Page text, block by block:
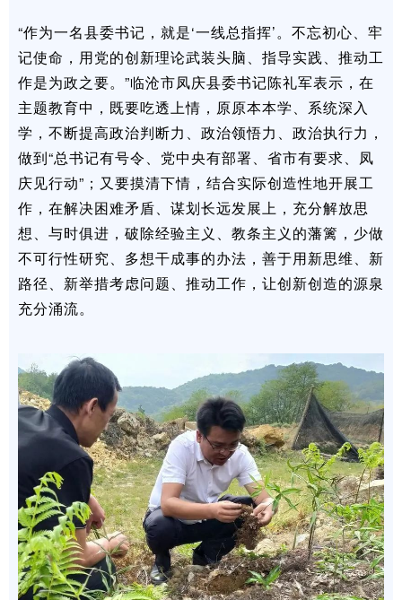
“作为一名县委书记，就是‘一线总指挥’。不忘初心、牢
记使命，用党的创新理论武装头脑、指导实践、推动工
作是为政之要。”临沧市凤庆县委书记陈礼军表示，在
主题教育中，既要吃透上情，原原本本学、系统深入
学，不断提高政治判断力、政治领悟力、政治执行力，
做到“总书记有号令、党中央有部署、省市有要求、凤
庆见行动”；又要摸清下情，结合实际创造性地开展工
作，在解决困难矛盾、谋划长远发展上，充分解放思
想、与时俱进，破除经验主义、教条主义的藩篱，少做
不可行性研究、多想干成事的办法，善于用新思维、新
路径、新举措考虑问题、推动工作，让创新创造的源泉
充分涌流。